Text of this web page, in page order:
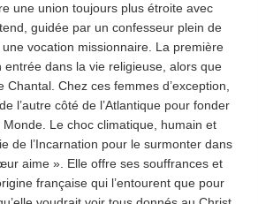
une union toujours plus étroite avec
guidée par un confesseur plein de
vocation missionnaire. La première
dans la vie religieuse, alors que
Chez ces femmes d’exception,
l’autre côté de l’Atlantique pour fonder
Le choc climatique, humain et
de l’Incarnation pour le surmonter dans
aime ». Elle offre ses souffrances et
française qui l’entourent que pour